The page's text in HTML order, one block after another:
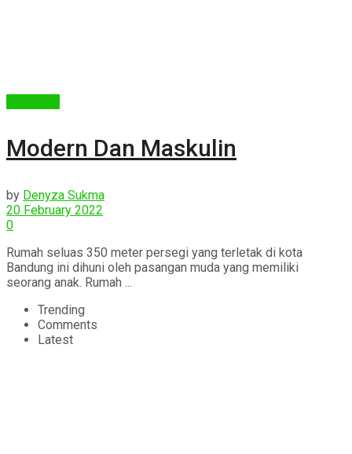
Modern Dan Maskulin
by Denyza Sukma
20 February 2022
0
Rumah seluas 350 meter persegi yang terletak di kota
Bandung ini dihuni oleh pasangan muda yang memiliki
seorang anak. Rumah ...
Trending
Comments
Latest